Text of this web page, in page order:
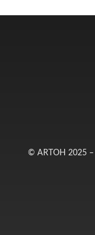
© ARTOH 2025 –